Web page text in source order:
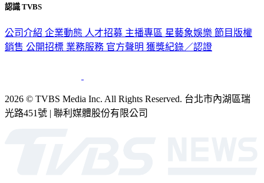
認識 TVBS
公司介紹 企業動態 人才招募 主播專區 星藝象娛樂 節目版權
銷售 公開招標 業務服務 官方聲明 獲獎紀錄／認證
2026 © TVBS Media Inc. All Rights Reserved. 台北市內湖區瑞
光路451號 | 聯利媒體股份有限公司